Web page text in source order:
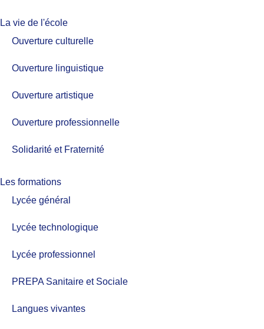
La vie de l'école
Ouverture culturelle
Ouverture linguistique
Ouverture artistique
Ouverture professionnelle
Solidarité et Fraternité
Les formations
Lycée général
Lycée technologique
Lycée professionnel
PREPA Sanitaire et Sociale
Langues vivantes